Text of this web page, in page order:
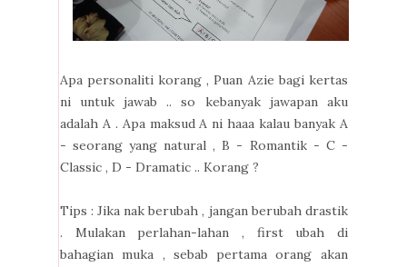
Apa personaliti korang , Puan Azie bagi kertas
ni untuk jawab .. so kebanyak jawapan aku
adalah A . Apa maksud A ni haaa kalau banyak A
- seorang yang natural , B - Romantik - C -
Classic , D - Dramatic .. Korang ?
Tips : Jika nak berubah , jangan berubah drastik
. Mulakan perlahan-lahan , first ubah di
bahagian muka , sebab pertama orang akan